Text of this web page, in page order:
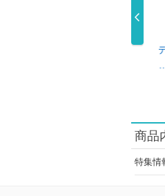
表現者クライテ
商品
特集情